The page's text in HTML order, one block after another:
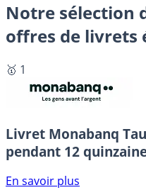
Notre sélection
offres de livrets
🥇 1
Livret Monabanq
pendant 12
En savoir plus